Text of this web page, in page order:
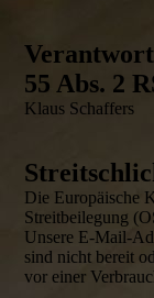
55 Abs. 2
Klaus Schaffers
Die Europäische
Streitbeilegung
Unsere E-Mail-
sind nicht bereit
vor einer